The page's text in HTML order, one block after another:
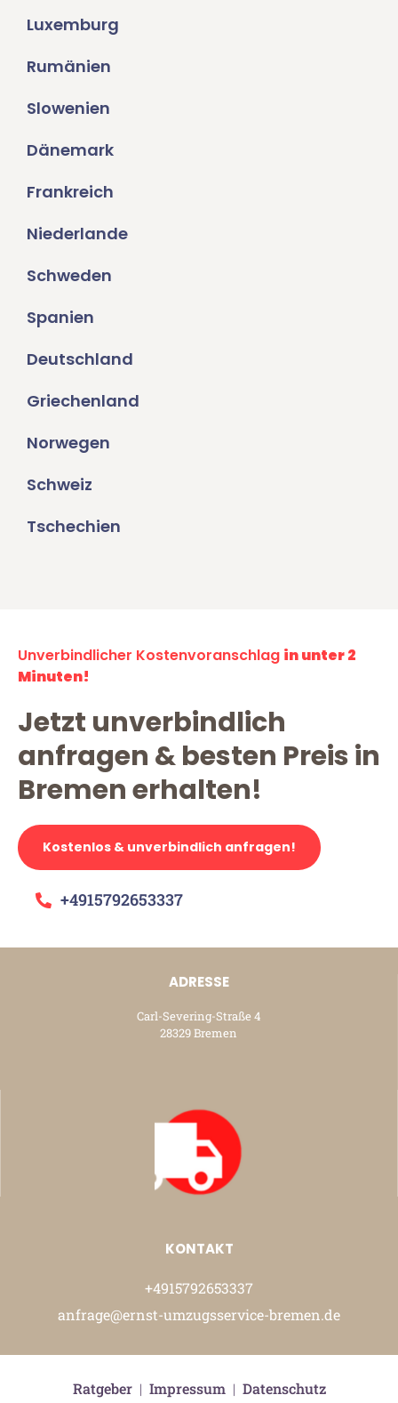
Luxemburg
Rumänien
Slowenien
Dänemark
Frankreich
Niederlande
Schweden
Spanien
Deutschland
Griechenland
Norwegen
Schweiz
Tschechien
Unverbindlicher Kostenvoranschlag in unter 2
Minuten!
Jetzt unverbindlich
anfragen & besten Preis in
Bremen erhalten!
Kostenlos & unverbindlich anfragen!
+4915792653337
ADRESSE
Carl-Severing-Straße 4
28329 Bremen
KONTAKT
+4915792653337
anfrage@ernst-umzugsservice-bremen.de
Ratgeber| Impressum| Datenschutz